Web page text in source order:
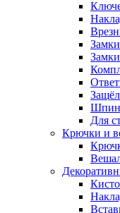
Для
Крючки и